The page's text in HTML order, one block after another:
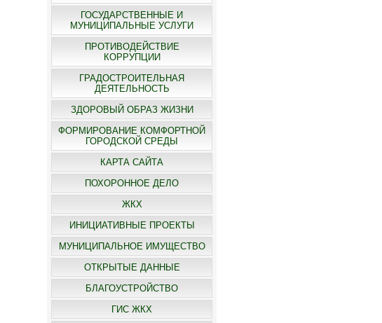
ГОСУДАРСТВЕННЫЕ И
МУНИЦИПАЛЬНЫЕ УСЛУГИ
ПРОТИВОДЕЙСТВИЕ
КОРРУПЦИИ
ГРАДОСТРОИТЕЛЬНАЯ
ДЕЯТЕЛЬНОСТЬ
ЗДОРОВЫЙ ОБРАЗ ЖИЗНИ
ФОРМИРОВАНИЕ КОМФОРТНОЙ
ГОРОДСКОЙ СРЕДЫ
КАРТА САЙТА
ПОХОРОННОЕ ДЕЛО
ЖКХ
ИНИЦИАТИВНЫЕ ПРОЕКТЫ
МУНИЦИПАЛЬНОЕ ИМУЩЕСТВО
ОТКРЫТЫЕ ДАННЫЕ
БЛАГОУСТРОЙСТВО
ГИС ЖКХ